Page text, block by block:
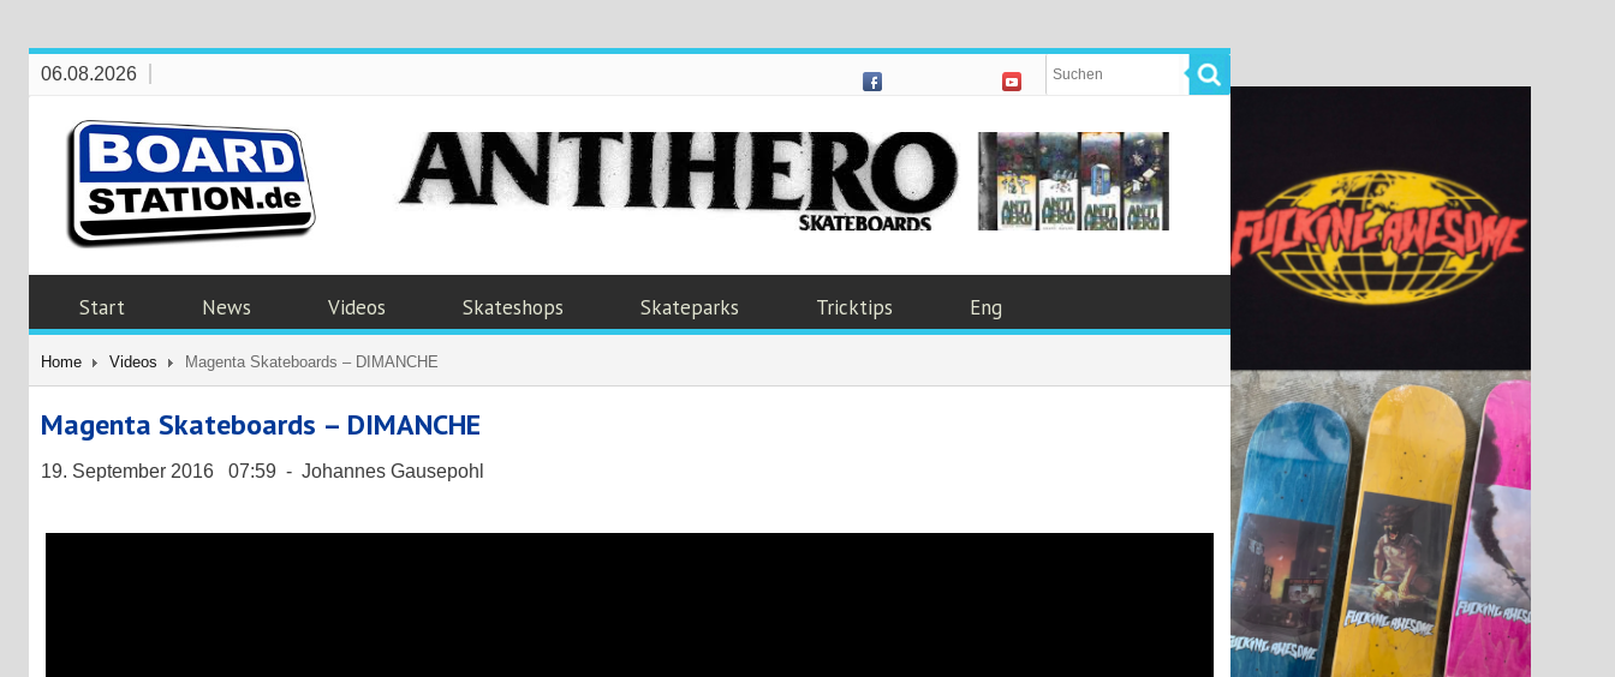
06.08.2026
Start News Videos Skateshops Skateparks Tricktips Eng
Home Videos Magenta Skateboards – DIMANCHE
Magenta Skateboards – DIMANCHE
19. September 2016 07:59 - Johannes Gausepohl